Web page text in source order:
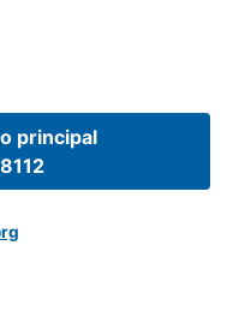
principal